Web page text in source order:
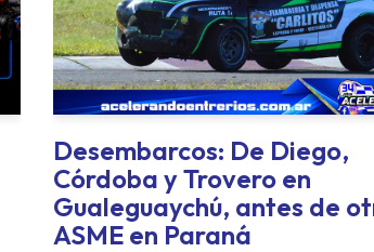
Desembarcos: De Diego,
Córdoba y Trovero en
Gualeguaychú, antes de
ASME en Paraná